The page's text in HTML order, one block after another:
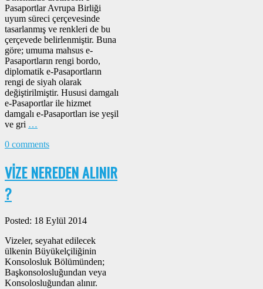
Pasaportlar Avrupa Birliği
uyum süreci çerçevesinde
tasarlanmış ve renkleri de bu
çerçevede belirlenmiştir. Buna
göre; umuma mahsus e-
Pasaportların rengi bordo,
diplomatik e-Pasaportların
rengi de siyah olarak
değiştirilmiştir. Hususi damgalı
e-Pasaportlar ile hizmet
damgalı e-Pasaportları ise yeşil
ve gri …
0 comments
VİZE NEREDEN ALINIR
?
Posted: 18 Eylül 2014
Vizeler, seyahat edilecek
ülkenin Büyükelçiliğinin
Konsolosluk Bölümünden;
Başkonsolosluğundan veya
Konsolosluğundan alınır.